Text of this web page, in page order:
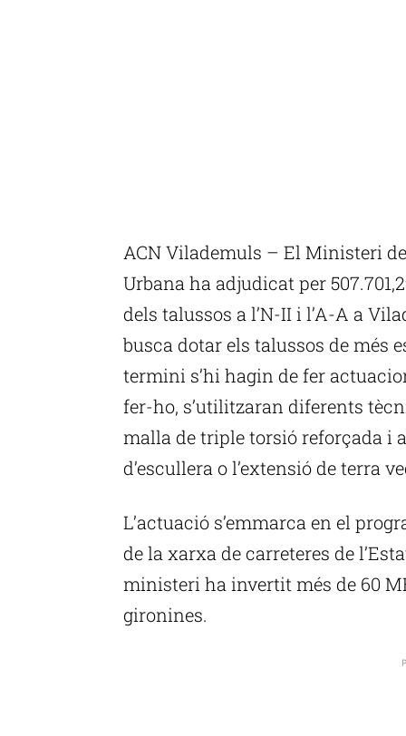
ACN Vilademuls – El Ministeri
Urbana ha adjudicat per
dels talussos a l’N-II i l’A-A a
busca dotar els talussos de més
termini s’hi hagin de fer
fer-ho, s’utilitzaran diferents
malla de triple torsió reforçada i
d’escullera o l’extensió de terra
L’actuació s’emmarca en el
de la xarxa de carreteres de
ministeri ha invertit més de 60
gironines.